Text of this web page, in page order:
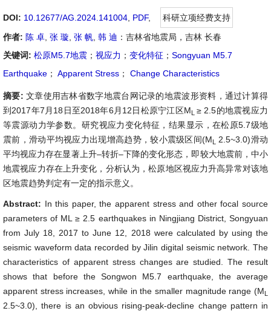
DOI: 10.12677/AG.2024.141004 PDF,
科研立项经费支持
作者: 陈 卓 张 璇 张 帆 韩 迪 ：吉林省地震局，吉林 长春
关键词: 松原M5.7地震 ； 视应力 ； 变化特征 ； Songyuan M5.7
Earthquake ； Apparent Stress ； Change Characteristics
摘要: 文章使用吉林省数字地震台网记录的地震波形资料，通过计算得
到2017年7月18日至2018年6月12日松原宁江区ML≥ 2.5的地震视应力
等震源动力学参数。研究视应力变化特征，结果显示，在松原5.7级地
震前，滑动平均视应力出现增高趋势，较小震级区间(ML
2.5~3.0)滑动
平均视应力存在显著上升–转折–下降的变化形态，即较大地震前，中小
地震视应力存在上升变化，分析认为，松原地区视应力升高异常对该地
区地震趋势判定有一定的指示意义。
Abstract: In this paper, the apparent stress and other focal source
parameters of ML ≥ 2.5 earthquakes in Ningjiang District, Songyuan
from July 18, 2017 to June 12, 2018 were calculated by using the
seismic waveform data recorded by Jilin digital seismic network. The
characteristics of apparent stress changes are studied. The result
shows that before the Songwon M5.7 earthquake, the average
apparent stress increases, while in the smaller magnitude range (ML
2.5~3.0), there is an obvious rising-peak-decline change pattern in